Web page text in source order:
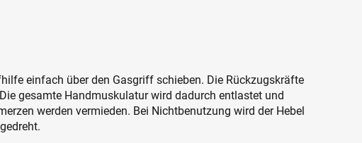
einfach über den Gasgriff schieben. Die Rückzugskräfte
gesamte Handmuskulatur wird dadurch entlastet und
werden vermieden. Bei Nichtbenutzung wird der Hebel